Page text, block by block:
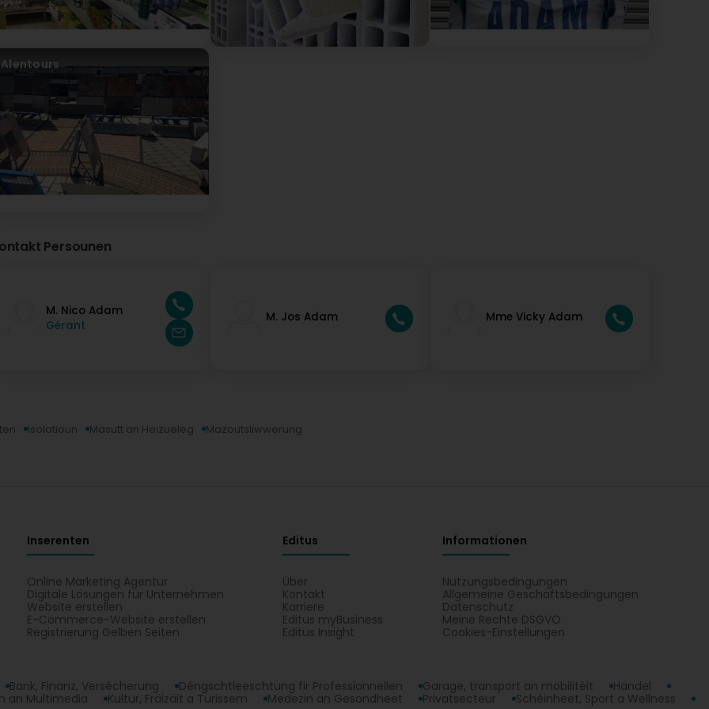
Alentours
Persounen
M. Nico Adam
Gérant
M. Jos Adam Mme Vicky Adam
Isolatioun Masutt an Heizueleg Mazoutsliwwerung
Inserenten
Online Marketing Agentur
Digitale Lösungen für Unternehmen
Website erstellen
E-Commerce-Website erstellen
Registrierung Gelben Seiten
Editus
Über
Kontakt
Karriere
Editus myBusiness
Editus Insight
Informationen
Nutzungsbedingungen
Allgemeine Geschäftsbedingungen
Datenschutz
Meine Rechte DSGVO
Cookies-Einstellungen
Bank, Finanz, Versécherung Déngschtleeschtung fir Professionnellen Garage, transport an mobilitéit
Handel
an Multimedia
Kultur, Fräizäit a Turissem Medezin an Gesondheet Privatsecteur Schéinheet, Sport a Wellness